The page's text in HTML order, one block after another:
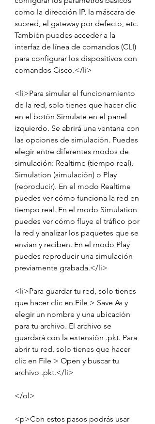
como la dirección IP, la máscara de
subred, el gateway por defecto, etc.
También puedes acceder a la
interfaz de línea de comandos (CLI)
para configurar los dispositivos con
comandos Cisco.</li>
<li>Para simular el funcionamiento
de la red, solo tienes que hacer clic
en el botón Simulate en el panel
izquierdo. Se abrirá una ventana con
las opciones de simulación. Puedes
elegir entre diferentes modos de
simulación: Realtime (tiempo real),
Simulation (simulación) o Play
(reproducir). En el modo Realtime
puedes ver cómo funciona la red en
tiempo real. En el modo Simulation
puedes ver cómo fluye el tráfico por
la red y analizar los paquetes que se
envían y reciben. En el modo Play
puedes reproducir una simulación
previamente grabada.</li>
<li>Para guardar tu red, solo tienes
que hacer clic en File > Save As y
elegir un nombre y una ubicación
para tu archivo. El archivo se
guardará con la extensión .pkt. Para
abrir tu red, solo tienes que hacer
clic en File > Open y buscar tu
archivo .pkt.</li>
</ol>
<p>Con estos pasos podrás usar